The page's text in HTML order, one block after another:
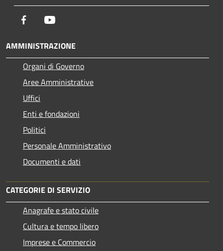
Facebook
AMMINISTRAZIONE
Organi di Governo
Aree Amministrative
Uffici
Enti e fondazioni
Politici
Personale Amministrativo
Documenti e dati
CATEGORIE DI SERVIZIO
Anagrafe e stato civile
Cultura e tempo libero
Imprese e Commercio